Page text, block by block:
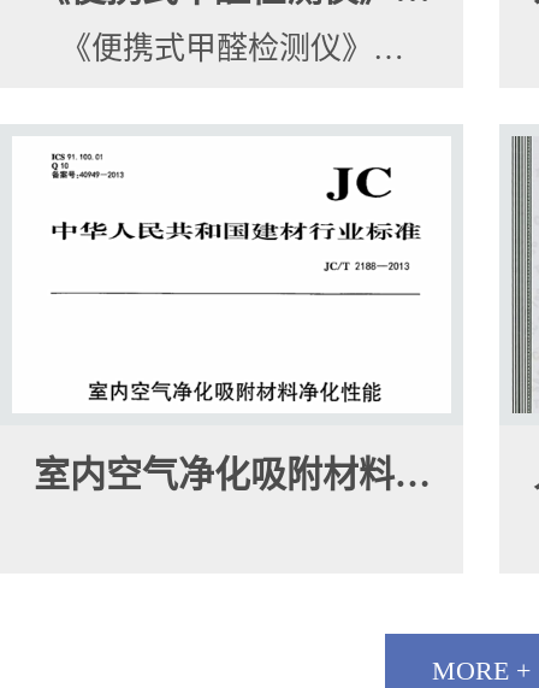
《便携式甲醛检测仪》…
室内空气净化吸附材料…
MORE +